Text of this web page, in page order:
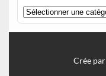
Catégories
Crée par